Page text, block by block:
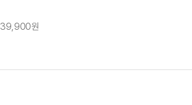
39,900원